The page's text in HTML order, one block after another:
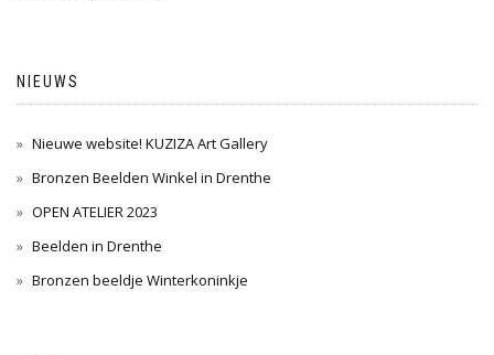
NIEUWS
Nieuwe website! KUZIZA Art Gallery
Bronzen Beelden Winkel in Drenthe
OPEN ATELIER 2023
Beelden in Drenthe
Bronzen beeldje Winterkoninkje